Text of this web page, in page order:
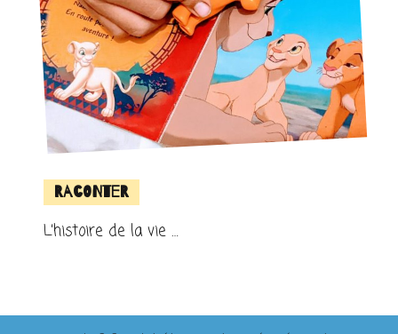
Raconter
L’histoire de la vie …